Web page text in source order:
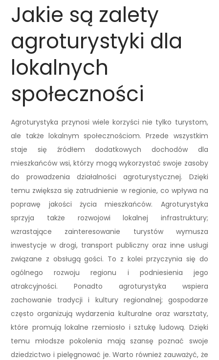
Jakie są zalety
agroturystyki dla
lokalnych
społeczności
Agroturystyka przynosi wiele korzyści nie tylko turystom,
ale także lokalnym społecznościom. Przede wszystkim
staje się źródłem dodatkowych dochodów dla
mieszkańców wsi, którzy mogą wykorzystać swoje zasoby
do prowadzenia działalności agroturystycznej. Dzięki
temu zwiększa się zatrudnienie w regionie, co wpływa na
poprawę jakości życia mieszkańców. Agroturystyka
sprzyja także rozwojowi lokalnej infrastruktury;
wzrastające zainteresowanie turystów wymusza
inwestycje w drogi, transport publiczny oraz inne usługi
związane z obsługą gości. To z kolei przyczynia się do
ogólnego rozwoju regionu i podniesienia jego
atrakcyjności. Ponadto agroturystyka wspiera
zachowanie tradycji i kultury regionalnej; gospodarze
często organizują wydarzenia kulturalne oraz warsztaty,
które promują lokalne rzemiosło i sztukę ludową. Dzięki
temu młodsze pokolenia mają szansę poznać swoje
dziedzictwo i pielęgnować je. Warto również zauważyć, że